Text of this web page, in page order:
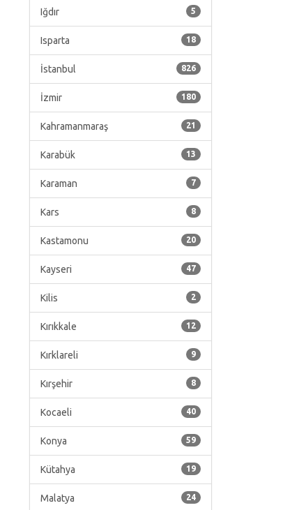
5
Iğdır
18
Isparta
826
İstanbul
180
İzmir
21
Kahramanmaraş
13
Karabük
7
Karaman
8
Kars
20
Kastamonu
47
Kayseri
2
Kilis
12
Kırıkkale
9
Kırklareli
8
Kırşehir
40
Kocaeli
59
Konya
19
Kütahya
24
Malatya